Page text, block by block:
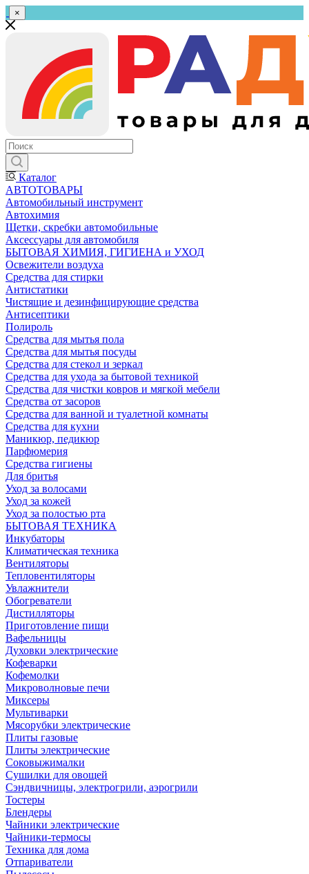
×
Каталог
АВТОТОВАРЫ
Автомобильный инструмент
Автохимия
Щетки, скребки автомобильные
Аксессуары для автомобиля
БЫТОВАЯ ХИМИЯ, ГИГИЕНА и УХОД
Освежители воздуха
Средства для стирки
Антистатики
Чистящие и дезинфицирующие средства
Антисептики
Полироль
Средства для мытья пола
Средства для мытья посуды
Средства для стекол и зеркал
Средства для ухода за бытовой техникой
Средства для чистки ковров и мягкой мебели
Средства от засоров
Средства для ванной и туалетной комнаты
Средства для кухни
Маникюр, педикюр
Парфюмерия
Средства гигиены
Для бритья
Уход за волосами
Уход за кожей
Уход за полостью рта
БЫТОВАЯ ТЕХНИКА
Инкубаторы
Климатическая техника
Вентиляторы
Тепловентиляторы
Увлажнители
Обогреватели
Дистилляторы
Приготовление пищи
Вафельницы
Духовки электрические
Кофеварки
Кофемолки
Микроволновые печи
Миксеры
Мультиварки
Мясорубки электрические
Плиты газовые
Плиты электрические
Соковыжималки
Сушилки для овощей
Сэндвичницы, электрогрили, аэрогрили
Тостеры
Блендеры
Чайники электрические
Чайники-термосы
Техника для дома
Отпариватели